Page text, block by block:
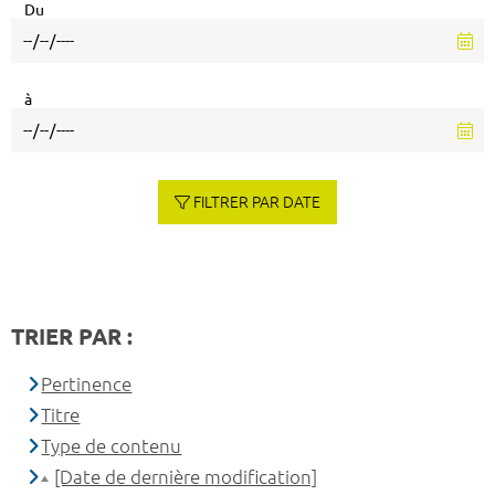
Du
à
FILTRER PAR DATE
TRIER PAR :
Pertinence
Titre
Type de contenu
[Date de dernière modification]